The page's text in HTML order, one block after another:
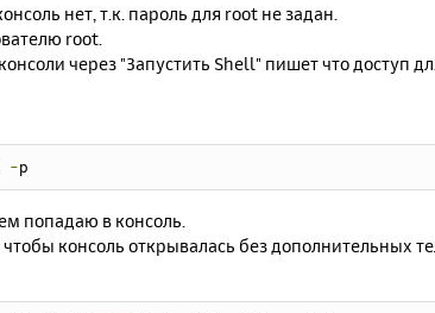
нет, т.к. пароль для root не задан.
root.
через "Запустить Shell" пишет что доступ
-p
попадаю в консоль.
чтобы консоль открывалась без дополнительных